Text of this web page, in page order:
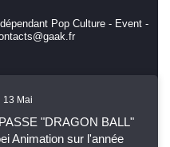
Pop Culture - Event -
13 Mai
"DRAGON BALL"
Animation sur l'année